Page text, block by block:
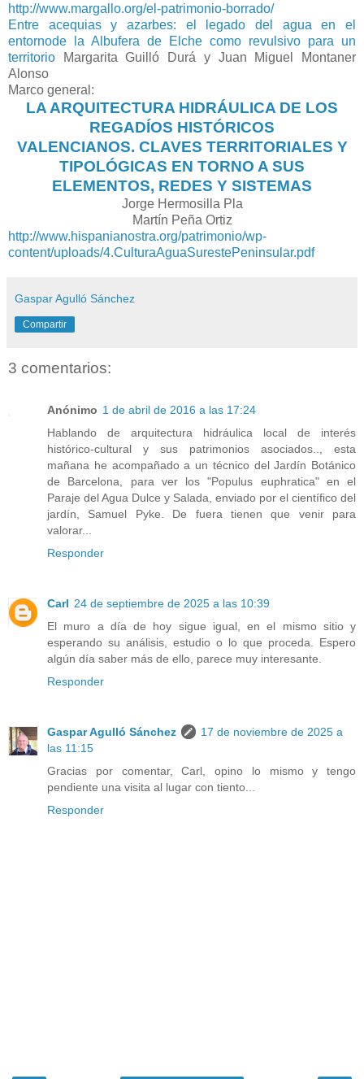
http://www.margallo.org/el-patrimonio-borrado/
Entre acequias y azarbes: el legado del agua en el
entornode la Albufera de Elche como revulsivo para un
territorio Margarita Guilló Durá y Juan Miguel Montaner
Alonso
Marco general:
LA ARQUITECTURA HIDRÁULICA DE LOS
REGADÍOS HISTÓRICOS
VALENCIANOS. CLAVES TERRITORIALES Y
TIPOLÓGICAS EN TORNO A SUS
ELEMENTOS, REDES Y SISTEMAS
Jorge Hermosilla Pla
Martín Peña Ortiz
http://www.hispanianostra.org/patrimonio/wp-
content/uploads/4.CulturaAguaSurestePeninsular.pdf
Gaspar Agulló Sánchez
Compartir
3 comentarios:
Anónimo 1 de abril de 2016 a las 17:24
Hablando de arquitectura hidráulica local de interés
histórico-cultural y sus patrimonios asociados.., esta
mañana he acompañado a un técnico del Jardín Botánico
de Barcelona, para ver los "Populus euphratica" en el
Paraje del Agua Dulce y Salada, enviado por el científico del
jardín, Samuel Pyke. De fuera tienen que venir para
valorar...
Responder
Carl 24 de septiembre de 2025 a las 10:39
El muro a día de hoy sigue igual, en el mismo sitio y
esperando su análisis, estudio o lo que proceda. Espero
algún día saber más de ello, parece muy interesante.
Responder
Gaspar Agulló Sánchez
17 de noviembre de 2025 a
las 11:15
Gracias por comentar, Carl, opino lo mismo y tengo
pendiente una visita al lugar con tiento...
Responder